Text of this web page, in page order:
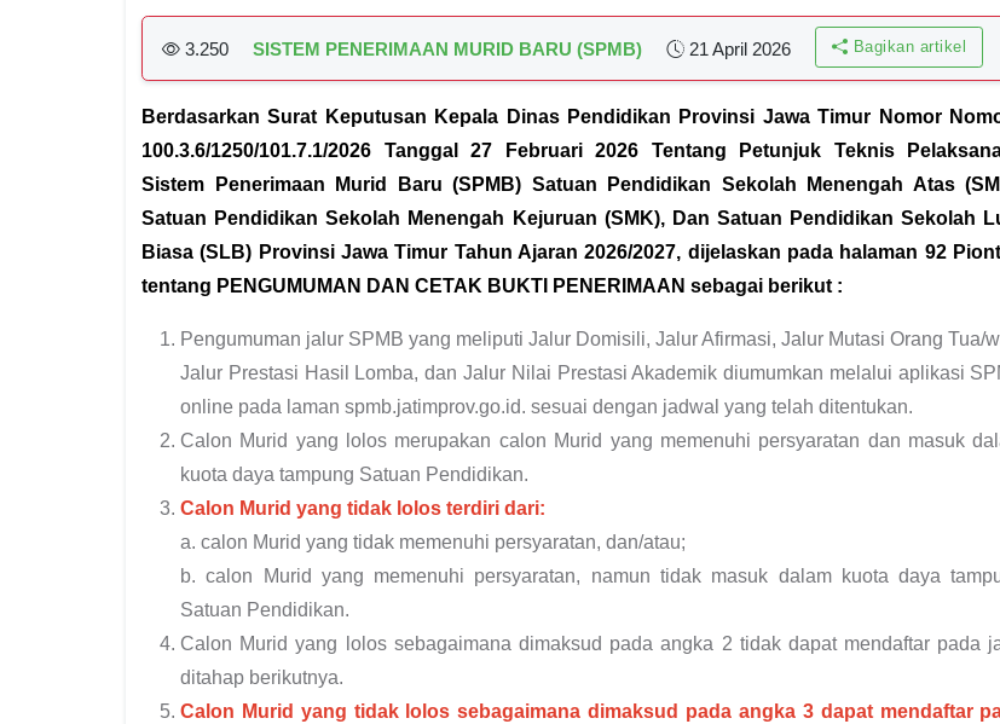
3.250 SISTEM PENERIMAAN MURID BARU (SPMB) 21 April 2026 Bagikan artikel
Berdasarkan Surat Keputusan Kepala Dinas Pendidikan Provinsi Jawa Timur Nomor
100.3.6/1250/101.7.1/2026 Tanggal 27 Februari 2026 Tentang Petunjuk Teknis
Sistem Penerimaan Murid Baru (SPMB) Satuan Pendidikan Sekolah Menengah Atas
Satuan Pendidikan Sekolah Menengah Kejuruan (SMK), Dan Satuan Pendidikan Sekolah
Biasa (SLB) Provinsi Jawa Timur Tahun Ajaran 2026/2027, dijelaskan pada halaman 92
tentang PENGUMUMAN DAN CETAK BUKTI PENERIMAAN sebagai berikut :
Pengumuman jalur SPMB yang meliputi Jalur Domisili, Jalur Afirmasi, Jalur Mutasi Orang Tua/
Jalur Prestasi Hasil Lomba, dan Jalur Nilai Prestasi Akademik diumumkan melalui aplikasi
online pada laman spmb.jatimprov.go.id. sesuai dengan jadwal yang telah ditentukan.
Calon Murid yang lolos merupakan calon Murid yang memenuhi persyaratan dan masuk
kuota daya tampung Satuan Pendidikan.
Calon Murid yang tidak lolos terdiri dari:
a. calon Murid yang tidak memenuhi persyaratan, dan/atau;
b. calon Murid yang memenuhi persyaratan, namun tidak masuk dalam kuota daya
Satuan Pendidikan.
Calon Murid yang lolos sebagaimana dimaksud pada angka 2 tidak dapat mendaftar pada
ditahap berikutnya.
Calon Murid yang tidak lolos sebagaimana dimaksud pada angka 3 dapat mendaftar